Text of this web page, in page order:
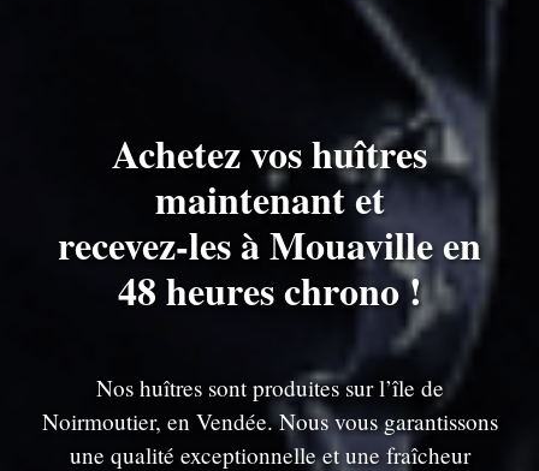
Achetez vos huîtres
maintenant et
recevez-les à Mouaville en
48 heures chrono !
Nos huîtres sont produites sur l’île de
Noirmoutier, en Vendée. Nous vous garantissons
une qualité exceptionnelle et une fraîcheur